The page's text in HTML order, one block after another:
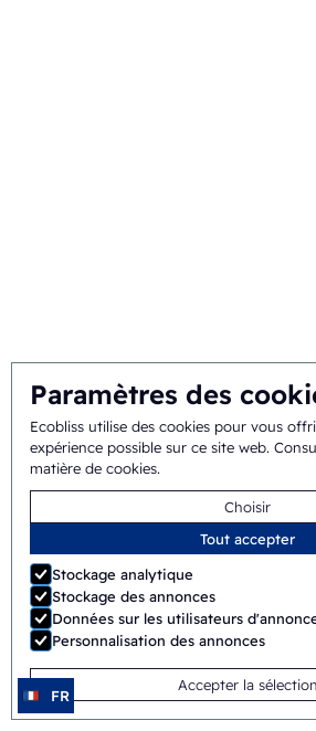
Paramètres des
Ecobliss utilise des cookies pour vous
expérience possible sur ce site web.
matière de cookies.
Choisir
Tout accepter
Stockage analytique
Stockage des annonces
Données sur les utilisateurs
Personnalisation des annonces
Accepter la sélection
Ecobliss est certifié FSC® avec le
licence C194323.
Solutions
Emballage Cold Seal
Conditionnement à façon
Emballage à l'épreuve des enfants
Emballage de dispositifs médicaux
FR